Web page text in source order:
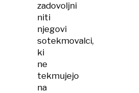
zadovoljni
niti
njegovi
sotekmovalci,
ki
ne
tekmujejo
na